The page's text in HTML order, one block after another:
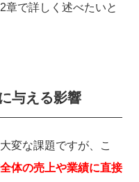
章で詳しく述べたいと
与える影響
変な課題ですが、こ
体の売上や業績に直接